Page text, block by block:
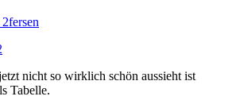
nicht so wirklich schön aussieht ist
Tabelle.